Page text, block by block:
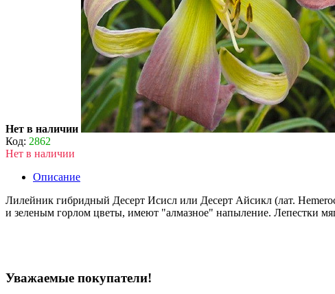
Нет в наличии
Код: 2862
Нет в наличии
Описание
Лилейник гибридный Десерт Исисл или Десерт Айсикл (лат.
и зеленым горлом цветы, имеют "алмазное" напыление. Лепестки
Уважаемые покупатели!